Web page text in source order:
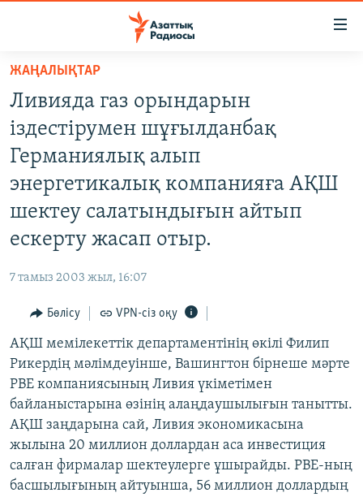
Skip
main
content
Skip
to
main
Navigation
to
AZATTYQTV
АДАМ ҚҰҚЫҚТАРЫ
ӘЛЕУМЕТ
Русский
ЖАЗЫЛЫҢЫЗ
Басқа тілдерде
ЖАҢАЛЫҚТАР
Ливияда газ орындарын
іздестірумен шұғылданбақ
Германиялық алып
энергетикалық компанияға АҚШ
шектеу салатындығын айтып
ескерту жасап отыр.
7 тамыз 2003 жыл, 16:07
Бөлісу VPN-сіз оқу
АҚШ мемілекеттік департаментінің өкілі Филип
Рикердің мәлімдеуінше, Вашингтон бірнеше мәрте
РВЕ компаниясының Ливия үкіметімен
байланыстарына өзінің алаңдаушылығын танытты.
АҚШ заңдарына сай, Ливия экономикасына
жылына 20 миллион доллардан аса инвестиция
салған фирмалар шектеулерге ұшырайды. РВЕ-ның
басшылығының айтуынша, 56 миллион доллардың